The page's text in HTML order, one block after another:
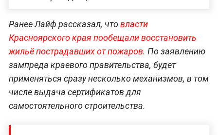
Ранее Лайф рассказал, чтовласти
Красноярского края пообещали восстановить
жильё пострадавших от пожаров. По заявлению
зампреда краевого правительства, будет
применяться сразу несколько механизмов, в том
числе выдача сертификатов для
самостоятельного строительства.